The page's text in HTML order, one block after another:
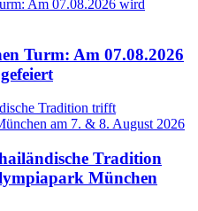
Turm: Am 07.08.2026
Tradition
München